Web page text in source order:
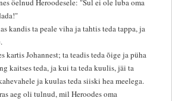
öelnud Heroodesele: "Sul ei ole luba oma
kandis ta peale viha ja tahtis teda tappa, ja
kartis Johannest; ta teadis teda õige ja püha
kaitses teda, ja kui ta teda kuulis, jäi ta
ja kuulas teda siiski hea meelega.
aeg oli tulnud, mil Heroodes oma